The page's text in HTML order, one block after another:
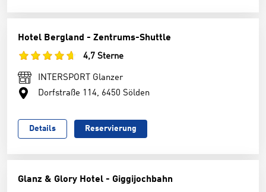
Hotel Bergland - Zentrums-Shuttle
4,7 Sterne
INTERSPORT Glanzer
Dorfstraße 114, 6450 Sölden
Details Reservierung
Glanz & Glory Hotel - Giggijochbahn